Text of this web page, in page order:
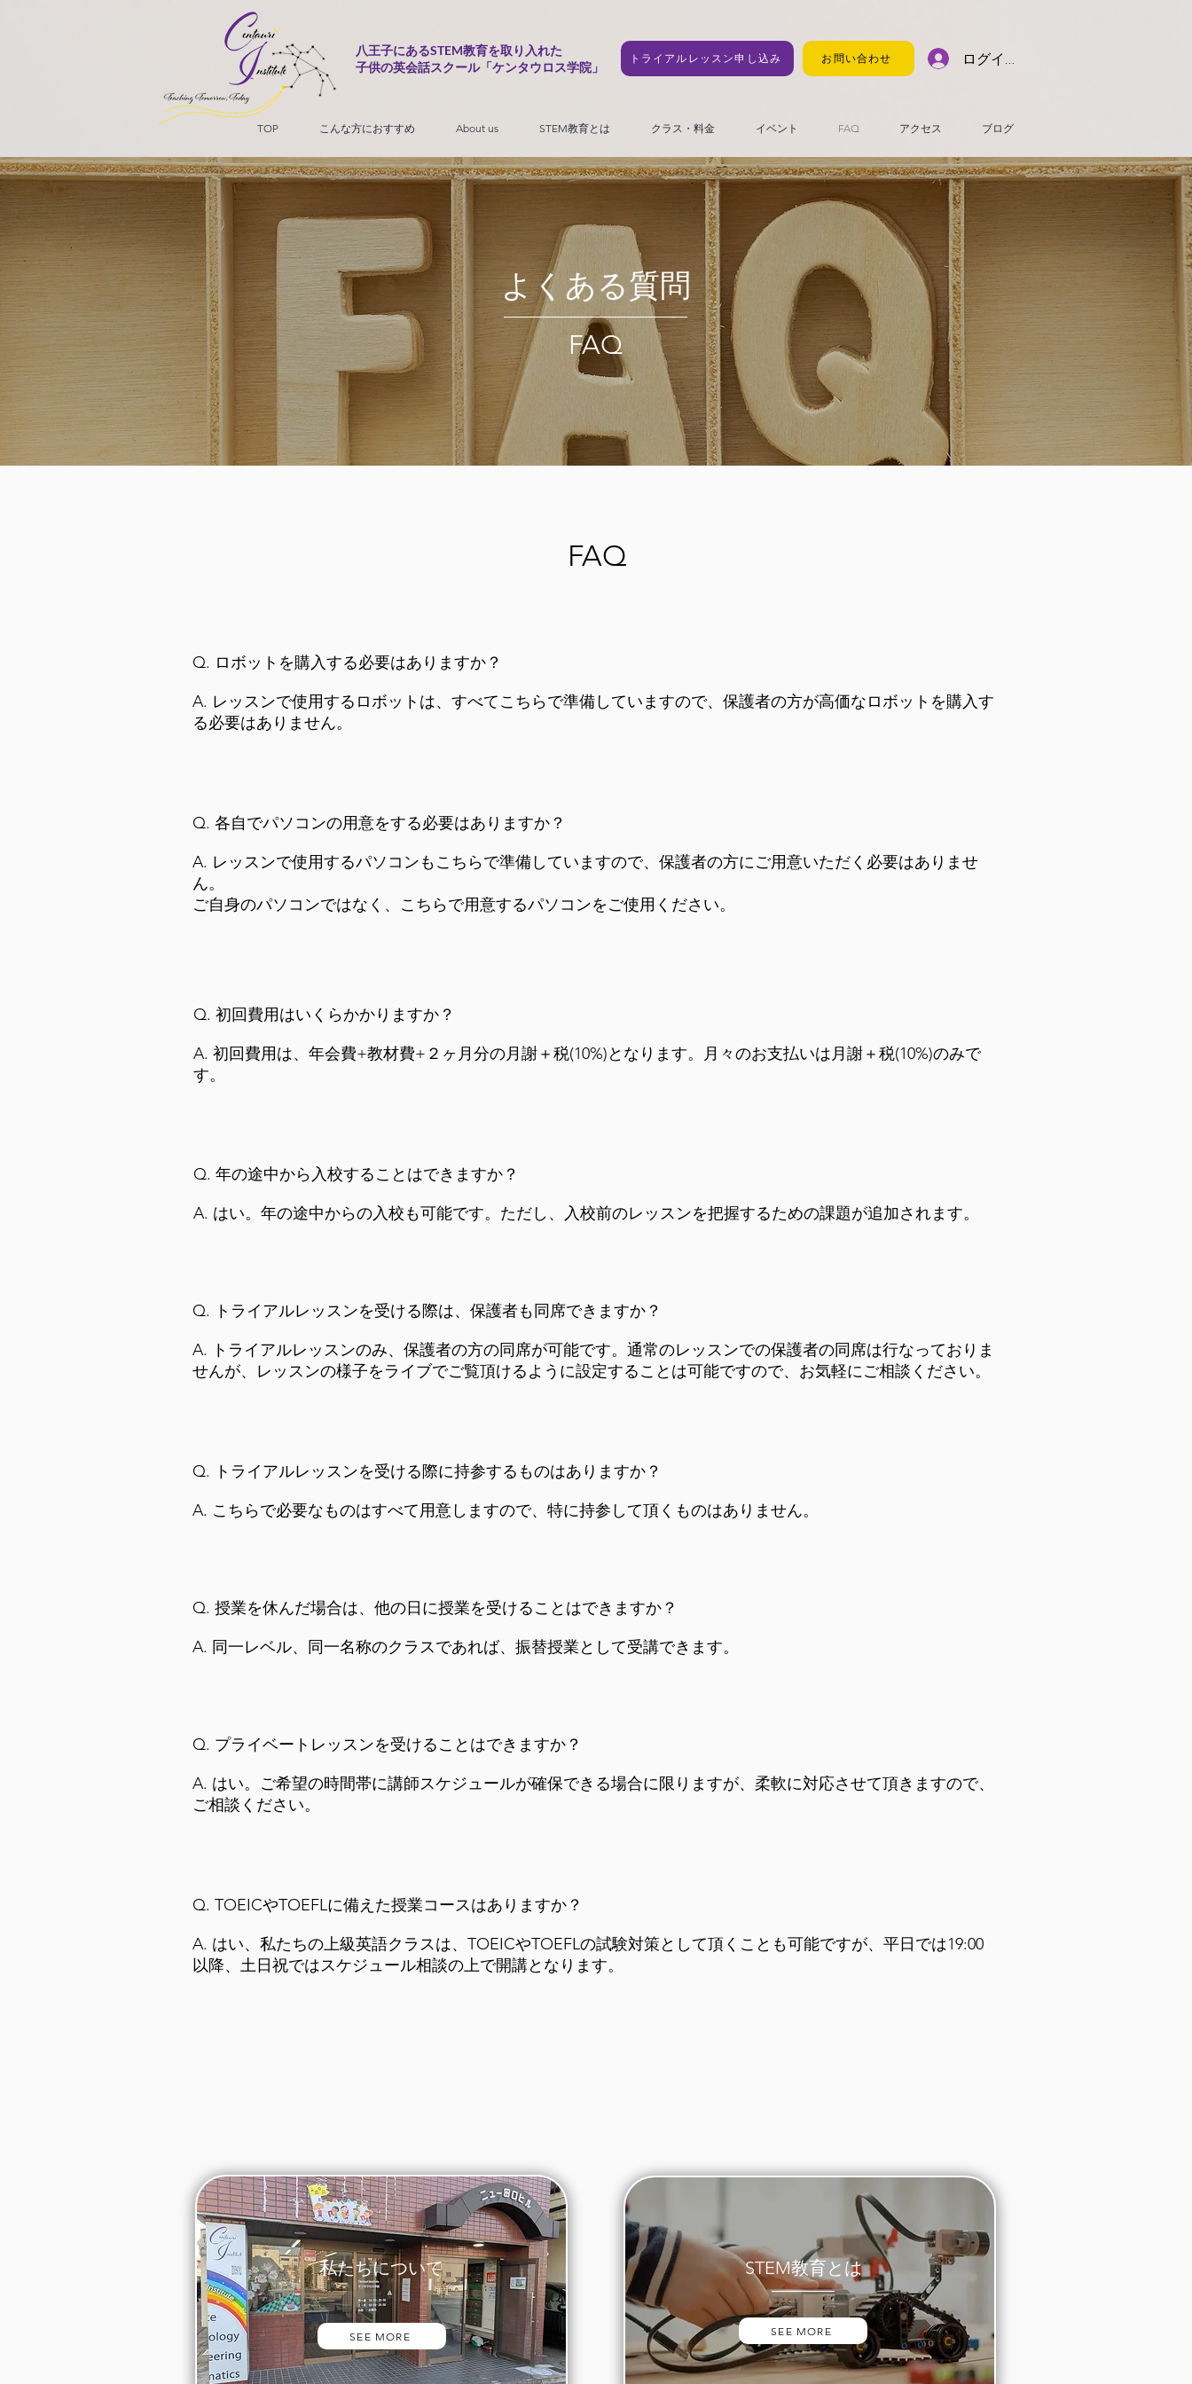
ログイン
トライアルレッスン申し込み お問い合わせ
TOP こんな方におすすめ About us STEM教育とは クラス・料金 イベント FAQ アクセス ブログ
八王子にあるSTEM教育を取り入れた
子供の英会話スクール「ケンタウロス学院」
​よくある質問
FAQ
FAQ
Q. ロボットを購入する必要はありますか？
A. レッスンで使用するロボットは、すべてこちらで準備していますので、保護者の方が高価なロボットを購入す
る必要はありません。
Q. 各自でパソコンの用意をする必要はありますか？
A. レッスンで使用するパソコンもこちらで準備していますので、保護者の方にご用意いただく必要はありませ
ん。
ご自身のパソコンではなく、こちらで用意するパソコンをご使用ください。
Q. 初回費用はいくらかかりますか？
A. 初回費用は、年会費+教材費+２ヶ月分の月謝＋税(10%)となります。月々のお支払いは月謝＋税(10%)のみで
す。
Q. 年の途中から入校することはできますか？
A. はい。年の途中からの入校も可能です。ただし、入校前のレッスンを把握するための課題が追加されます。
Q. トライアルレッスンを受ける際は、保護者も同席できますか？
A. トライアルレッスンのみ、保護者の方の同席が可能です。通常のレッスンでの保護者の同席は行なっておりま
せんが、レッスンの様子をライブでご覧頂けるように設定することは可能ですので、お気軽にご相談ください。
Q. トライアルレッスンを受ける際に持参するものはありますか？
A. こちらで必要なものはすべて用意しますので、特に持参して頂くものはありません。
Q. 授業を休んだ場合は、他の日に授業を受けることはできますか？
A. 同一レベル、同一名称のクラスであれば、振替授業として受講できます。
Q. プライベートレッスンを受けることはできますか？
A. はい。ご希望の時間帯に講師スケジュールが確保できる場合に限りますが、柔軟に対応させて頂きますので、
ご相談ください。
Q. TOEICやTOEFLに備えた授業コースはありますか？
A. はい、私たちの上級英語クラスは、TOEICやTOEFLの試験対策として頂くことも可能ですが、平日では19:00
以降、土日祝ではスケジュール相談の上で開講となります。
​私たちについて
SEE MORE
STEM教育とは
SEE MORE